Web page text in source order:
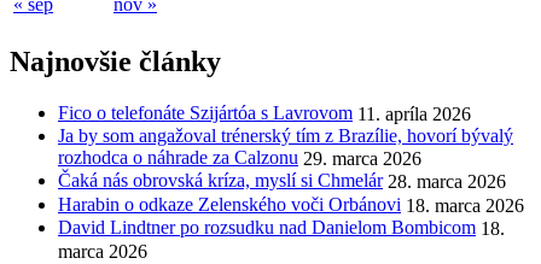
Najnovšie články
Fico o telefonáte Szijártóa s Lavrovom 11. apríla 2026
Ja by som angažoval trénerský tím z Brazílie, hovorí bývalý
rozhodca o náhrade za Calzonu 29. marca 2026
Čaká nás obrovská kríza, myslí si Chmelár 28. marca 2026
Harabin o odkaze Zelenského voči Orbánovi 18. marca 2026
David Lindtner po rozsudku nad Danielom Bombicom 18.
marca 2026